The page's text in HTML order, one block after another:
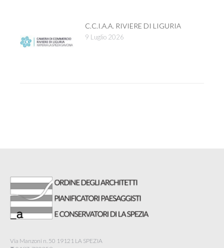
C.C.I.A.A. RIVIERE DI LIGURIA
9 Luglio 2026
Via Manzoni n. 50 19121 LA SPEZIA